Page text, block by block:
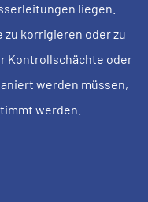
liegen.
korrigieren oder zu
Kontrollschächte oder
werden müssen,
werden.